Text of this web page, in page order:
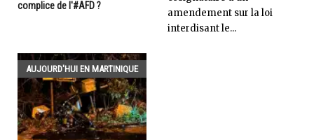
complice de l'#AFD ?
amendement sur la loi
interdisant le...
AUJOURD'HUI EN MARTINIQUE